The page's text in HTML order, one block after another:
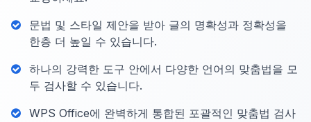
문법 및 스타일 제안을 받아 글의 명확성과 정확성을
한층 더 높일 수 있습니다.
하나의 강력한 도구 안에서 다양한 언어의 맞춤법을 모
두 검사할 수 있습니다.
WPS Office에 완벽하게 통합된 포괄적인 맞춤법 검사